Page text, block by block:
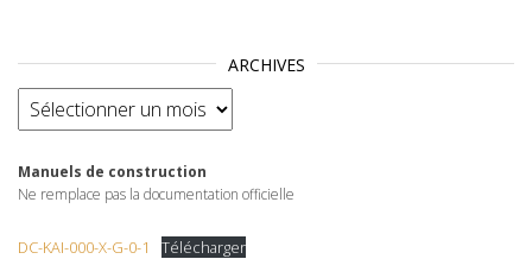
ARCHIVES
Archives
Manuels de construction
Ne remplace pas la documentation officielle
DC-KAI-000-X-G-0-1 Télécharger